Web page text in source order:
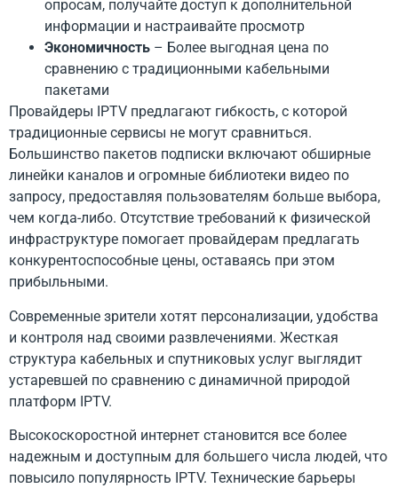
опросам, получайте доступ к дополнительной
информации и настраивайте просмотр
Экономичность – Более выгодная цена по
сравнению с традиционными кабельными
пакетами
Провайдеры IPTV предлагают гибкость, с которой
традиционные сервисы не могут сравниться.
Большинство пакетов подписки включают обширные
линейки каналов и огромные библиотеки видео по
запросу, предоставляя пользователям больше выбора,
чем когда-либо. Отсутствие требований к физической
инфраструктуре помогает провайдерам предлагать
конкурентоспособные цены, оставаясь при этом
прибыльными.
Современные зрители хотят персонализации, удобства
и контроля над своими развлечениями. Жесткая
структура кабельных и спутниковых услуг выглядит
устаревшей по сравнению с динамичной природой
платформ IPTV.
Высокоскоростной интернет становится все более
надежным и доступным для большего числа людей, что
повысило популярность IPTV. Технические барьеры